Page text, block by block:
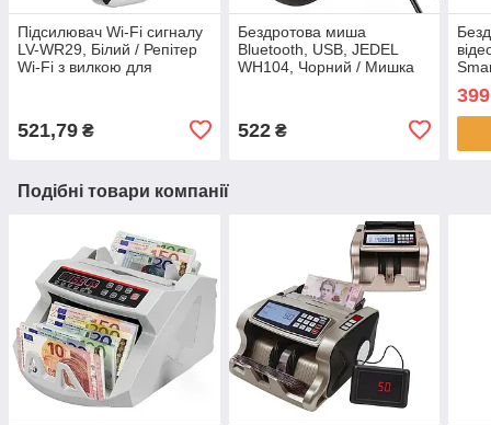
Підсилювач Wi-Fi сигналу
LV-WR29, Білий / Репітер
Wi-Fi з вилкою для
521,79 ₴
Бездротова миша
Bluetooth, USB, JEDEL
WH104, Чорний / Мишка
522₴
Подібні товари компанії